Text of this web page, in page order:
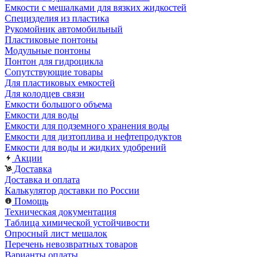
Емкости с мешалками для вязких жидкостей
Специзделия из пластика
Рукомойник автомобильный
Пластиковые понтоны
Модульные понтоны
Понтон для гидроцикла
Сопутствующие товары
Для пластиковых емкостей
Для колодцев связи
Емкости большого объема
Емкости для воды
Емкости для подземного хранения воды
Емкости для дизтоплива и нефтепродуктов
Емкости для воды и жидких удобрений
Акции
Доставка
Доставка и оплата
Калькулятор доставки по России
Помощь
Техническая документация
Таблица химической устойчивости
Опросный лист мешалок
Перечень невозвратных товаров
Варианты оплаты